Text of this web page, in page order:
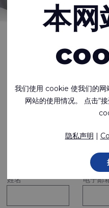
新闻
请继
册时事
姓名* 电子邮
本网
我们使用 cookie 使我们的网
网站的使用情况。 点击“
隐私声明 |